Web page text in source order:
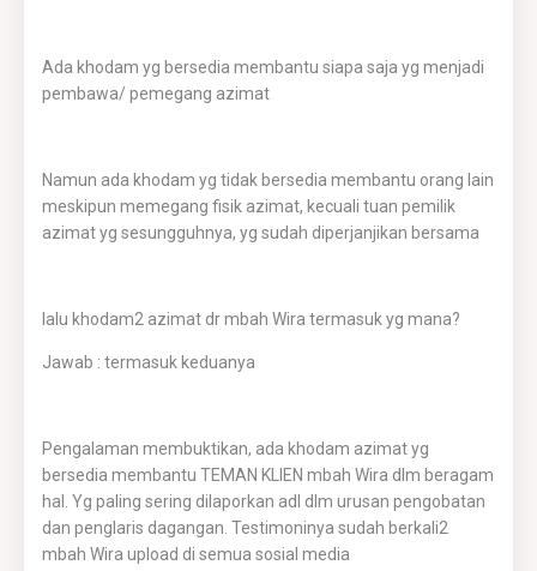
Ada khodam yg bersedia membantu siapa saja yg menjadi
pembawa/ pemegang azimat
Namun ada khodam yg tidak bersedia membantu orang lain
meskipun memegang fisik azimat, kecuali tuan pemilik
azimat yg sesungguhnya, yg sudah diperjanjikan bersama
lalu khodam2 azimat dr mbah Wira termasuk yg mana?
Jawab : termasuk keduanya
Pengalaman membuktikan, ada khodam azimat yg
bersedia membantu TEMAN KLIEN mbah Wira dlm beragam
hal. Yg paling sering dilaporkan adl dlm urusan pengobatan
dan penglaris dagangan. Testimoninya sudah berkali2
mbah Wira upload di semua sosial media